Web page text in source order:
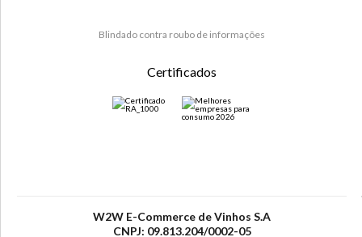
Blindado contra roubo de informações
Certificados
W2W E-Commerce de Vinhos S.A
CNPJ: 09.813.204/0002-05